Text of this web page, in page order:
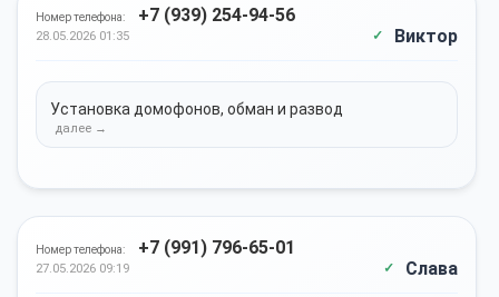
Номер телефона: +7 (939) 254-94-56
28.05.2026 01:35 Виктор
Установка домофонов, обман и развод
Номер телефона: +7 (991) 796-65-01
27.05.2026 09:19 Слава